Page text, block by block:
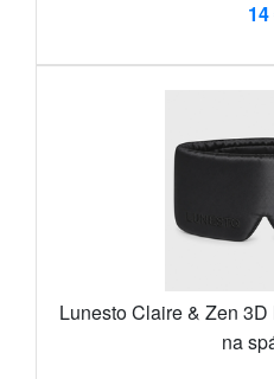
14
Lunesto Claire & Zen
na